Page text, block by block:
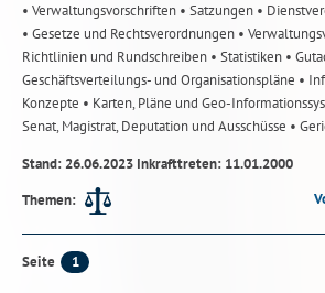
• Verwaltungsvorschriften • Satzungen •
• Gesetze und Rechtsverordnungen •
Richtlinien und Rundschreiben • Statistiken •
Geschäftsverteilungs- und Organisationspläne •
Konzepte • Karten, Pläne und Geo-
Senat, Magistrat, Deputation und Ausschüsse •
Stand: 26.06.2023 Inkrafttreten: 11.01.2000
Themen:
Seite 1